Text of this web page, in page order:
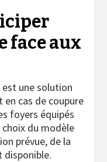
face aux
une solution
cas de coupure
foyers équipés
choix du modèle
prévue, de la
disponible.